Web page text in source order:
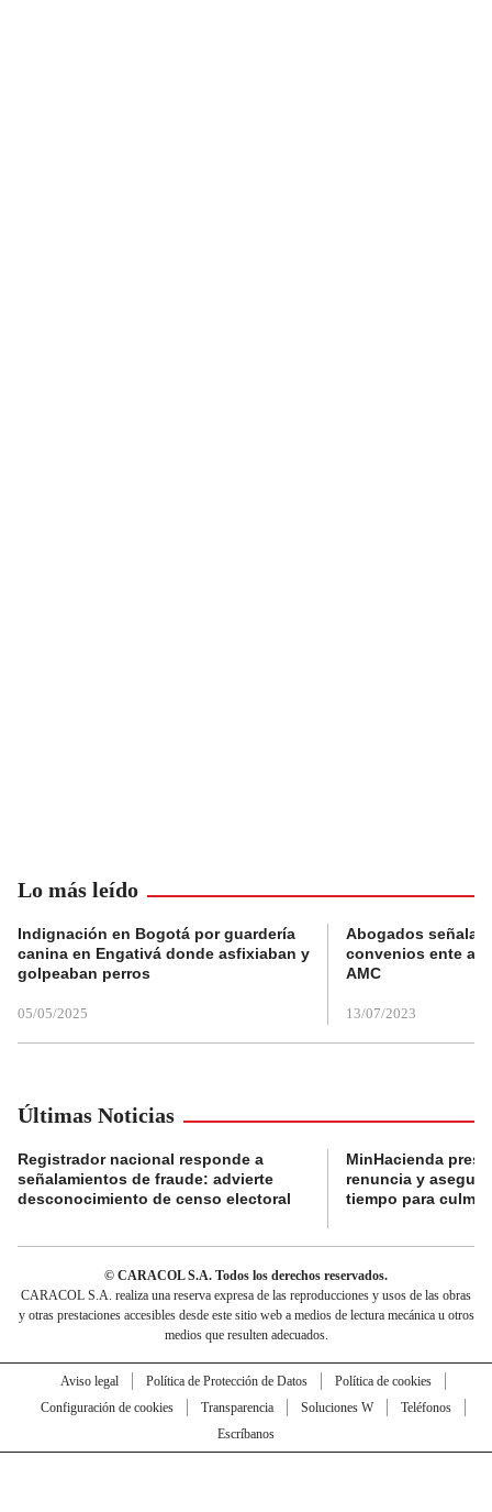
Lo más leído
Indignación en Bogotá por guardería
canina en Engativá donde asfixiaban y
golpeaban perros
05/05/2025
Abogados
convenios ente
AMC
13/07/2023
Últimas Noticias
Registrador nacional responde a
señalamientos de fraude: advierte
desconocimiento de censo electoral
MinHacienda
renuncia y
tiempo para
© CARACOL S.A. Todos los derechos reservados.
CARACOL S.A. realiza una reserva expresa de las reproducciones y usos de las obras
y otras prestaciones accesibles desde este sitio web a medios de lectura mecánica u otros
medios que resulten adecuados.
Aviso legal Política de Protección de Datos
Política de cookies
Configuración de cookies
Transparencia Soluciones W
Teléfonos
Escríbanos